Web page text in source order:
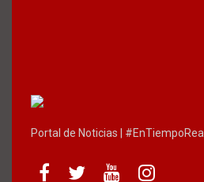
Portal de Noticias | #EnTiempoReal.